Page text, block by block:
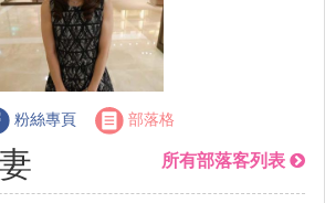
粉絲專頁 部落格
所有部落客列表